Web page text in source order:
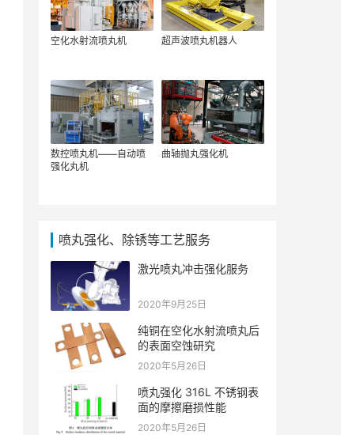
空化水射流喷丸机 超声波喷丸机器人
数控喷丸机——自动喷
强化丸机
曲轴抛丸强化机
喷丸强化、除锈等工艺服务
激光喷丸冲击强化服务
2020年9月25日
纯铜在空化水射流喷丸后
的表面空蚀研究
2020年5月26日
喷丸强化 316L 不锈钢表
面的摩擦磨损性能
2020年5月26日